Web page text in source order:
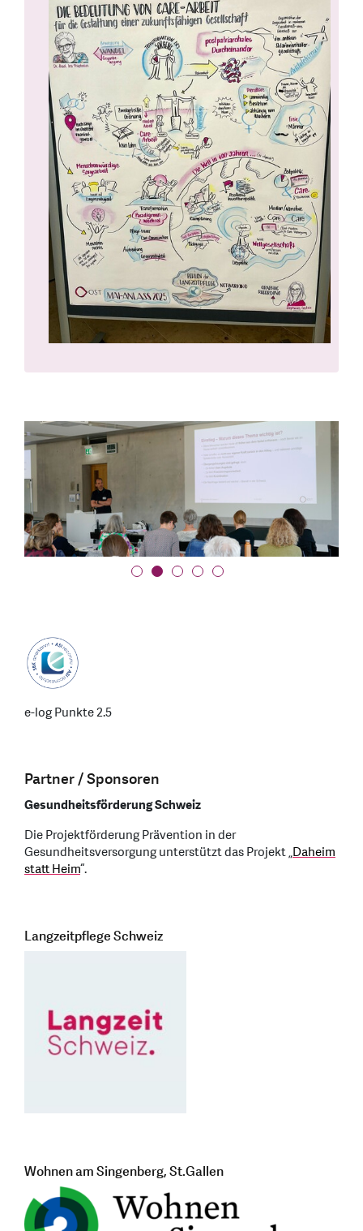
e-log Punkte 2.5
Partner / Sponsoren
Gesundheitsförderung Schweiz
Die Projektförderung Prävention in der
Gesundheitsversorgung unterstützt das Projekt „Daheim
statt Heim“.
Langzeitpflege Schweiz
Wohnen am Singenberg, St.Gallen